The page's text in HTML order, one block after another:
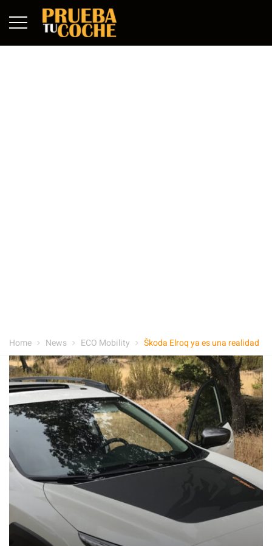
Home News ECO Mobility Škoda Elroq ya es una realidad